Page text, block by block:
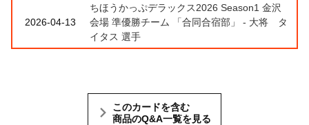
2026-04-13
ちほうかっぷデラックス2026 Season1 金沢
会場 準優勝チーム 「合同合宿部」 - 大将 タ
イタス 選手
このカードを含む
商品のQ&A一覧を見る